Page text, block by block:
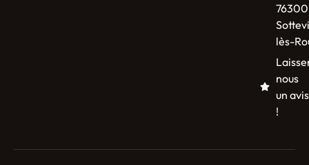
76300
lès-
nous
un avis
!